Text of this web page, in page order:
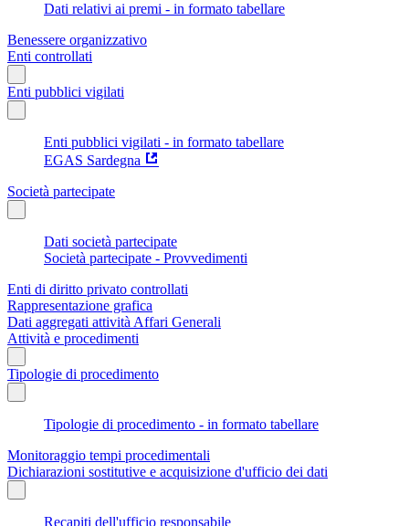
Dati relativi ai premi - in formato tabellare
Benessere organizzativo
Enti controllati
Enti pubblici vigilati
Enti pubblici vigilati - in formato tabellare
EGAS Sardegna
Società partecipate
Dati società partecipate
Società partecipate - Provvedimenti
Enti di diritto privato controllati
Rappresentazione grafica
Dati aggregati attività Affari Generali
Attività e procedimenti
Tipologie di procedimento
Tipologie di procedimento - in formato tabellare
Monitoraggio tempi procedimentali
Dichiarazioni sostitutive e acquisizione d'ufficio dei dati
Recapiti dell'ufficio responsabile